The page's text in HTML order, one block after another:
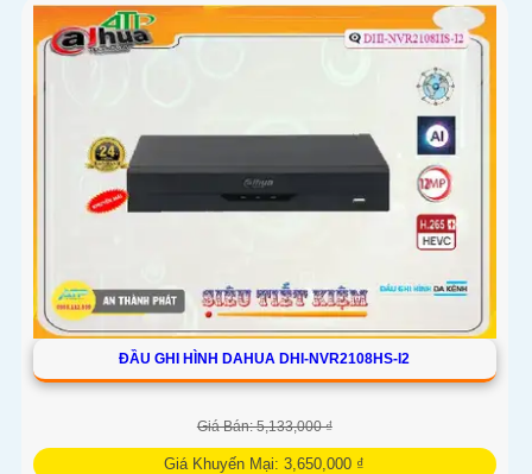
ĐẦU GHI HÌNH DAHUA DHI-NVR2108HS-I2
Giá Bán: 5,133,000 ₫
Giá Khuyến Mại: 3,650,000 ₫